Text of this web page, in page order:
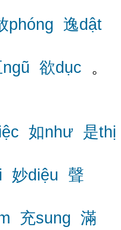
phóng
逸dật
欲dục 。
如như 是thị
妙diệu 聲
充sung 滿